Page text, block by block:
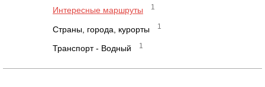
Интересные маршруты 1
Страны, города, курорты 1
Транспорт - Водный 1